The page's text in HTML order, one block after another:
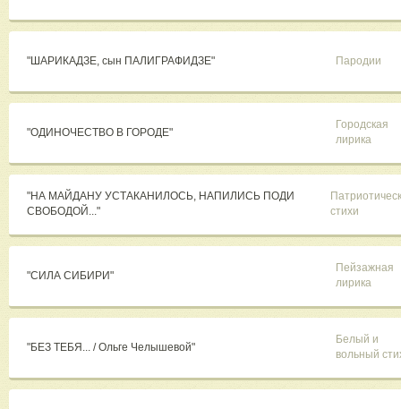
"ШАРИКАДЗЕ, сын ПАЛИГРАФИДЗЕ" Пародии
"ОДИНОЧЕСТВО В ГОРОДЕ"
Городская
лирика
"НА МАЙДАНУ УСТАКАНИЛОСЬ, НАПИЛИСЬ ПОДИ
СВОБОДОЙ..."
стихи
"СИЛА СИБИРИ"
Пейзажная
лирика
"БЕЗ ТЕБЯ... / Ольге Челышевой"
Белый и
вольный